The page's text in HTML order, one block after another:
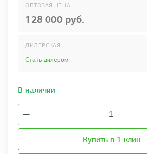
ОПТОВАЯ ЦЕНА
128 000 руб.
ДИЛЕРСКАЯ
Стать дилером
В наличии
Купить в 1 клик